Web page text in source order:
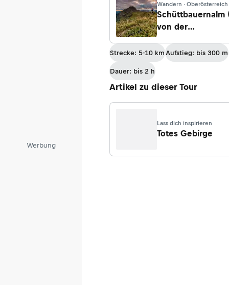
Werbung
Wandern · Oberösterreich
Schüttbauernalm
von der
Strecke: 5-10 km Aufstieg: bis 300 m
Dauer: bis 2 h
Artikel zu dieser Tour
Lass dich inspirieren
Totes Gebirge